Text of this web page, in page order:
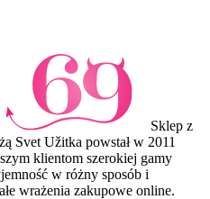
Sklep z
Svet Užitka powstał w 2011
klientom szerokiej gamy
w różny sposób i
wrażenia zakupowe online.